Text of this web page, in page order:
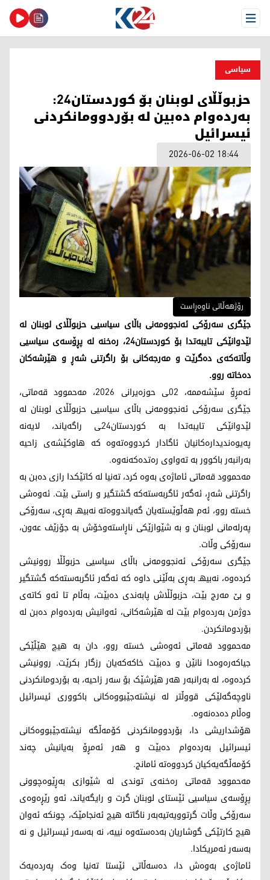
Open Menu
سیاسی
حزبوڵڵای لوبنان بۆ کوردستان24:
بەردەوام دەبین لە بۆردوومانکردنی
ئیسرائیل
2026-06-02 18:44
رۆژهەڵاتی ناوەڕاست
جێگری سەرۆکی ئەنجوومەنی باڵای سیاسیی حزبوڵڵای لوبنان لە
لێدوانێکی تایبەتدا بۆ کوردستان24، رەخنە لە پڕۆسەی سیاسیی
وڵاتەکەی دەگرێت و مەرجەکانی بۆ راگرتنی شەڕ و هێرشەکان
دەخاتە روو.
ئەمڕۆ سێشەممە، 02ـی حوزەیرانی 2026، مەحموود قەماتی،
جێگری سەرۆکی ئەنجوومەنی باڵای سیاسیی حزبوڵڵای لوبنان لە
لێدوانێکی تایبەتدا بە کوردستان24ـی راگەیاند، لایەنە
پەیوەندیدارەکانیان ئاگادار کردووەتەوە کە هاوکێشەی زاحیە
بەرانبەر باکوور بە تەواوی رەتدەکەنەوە.
مەحموود قەماتی ئاماژەی بەوە کرد، تەنیا لە کاتێکدا رازی دەبن بە
راگرتنی شەڕ، ئەگەر ئاگربەستەکە گشتگیر و راستی بێت. ئەوەشی
خستە روو، ئەم هەڵوێستەیان گەیاندووەتە نەبیهـ بەڕی، سەرۆکی
پەرلەمانی لوبنان و بە شێوازێکی ناڕاستەوخۆش بە جۆزێف عەون،
سەرۆکی وڵات.
جێگری سەرۆکی ئەنجوومەنی باڵای سیاسیی حزبوڵڵا روونیشی
کردەوە، نەبیهـ بەڕی بەڵێنی داوە کە ئەگەر ئاگربەستەکە گشتگیر
و بێ مەرج بێت، حزبوڵڵاش پابەندی دەبێت، بەڵام تا ئەو کاتەی
دوژمن بەردەوام بێت لە هێرشەکانی، ئەوانیش بەردەوام دەبن لە
بۆردومانکردن.
مەحموود قەماتی ئەوەشی خستە روو، دان بە هیچ هێڵێکی
جیاکەرەوەدا نانێن و دەبێت خاکەکەیان رزگار بکرێت. روونیشی
کردەوە، لە بەرانبەر هەر هێرشێک بۆ سەر زاحیە، بە بۆردومانکردنی
ناوچەگەلێکی قووڵتر لە نیشتەجێبووەکانی باکووری ئیسرائیل
وەڵام دەدەنەوە.
هۆشداریشی دا، بۆردوومانکردنی کۆمەڵگە نیشتەجێبووەکانی
ئیسرائیل بەردەوام دەبێت و هەر ئەمڕۆ بەیانیش چەند
کۆمەڵگەیەکیان کردووەتە ئامانج.
مەحموود قەماتی رەخنەی توندی لە شێوازی بەڕێوەچوونی
پڕۆسەی سیاسیی ئێستای لوبنان گرت و رایگەیاند، ئەو رێڕەوەی
سەرۆکی وڵات گرتوویەتیەبەر ناگاتە هیچ ئەنجامێک، چونکە ئەوان
هیچ کارتێکی گوشاریان بەدەستەوە نییە، نە بەسەر ئیسرائیل و نە
بەسەر ئەمریکادا.
ئاماژەی بەوەش دا، دەسەڵاتی ئێستا تەنیا وەک پەردەیەک